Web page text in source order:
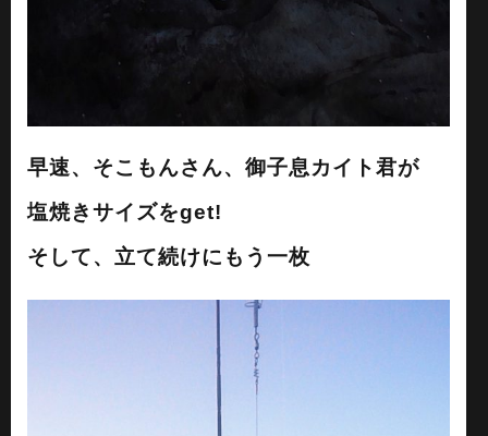
早速、そこもんさん、御子息カイト君が
塩焼きサイズをget!
そして、立て続けにもう一枚